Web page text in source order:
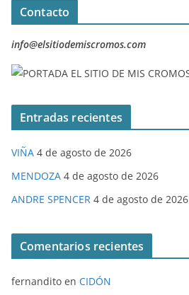
Contacto
info@elsitiodemiscromos.com
Entradas recientes
VIÑA 4 de agosto de 2026
MENDOZA 4 de agosto de 2026
ANDRE SPENCER 4 de agosto de 2026
Comentarios recientes
fernandito en CIDÓN